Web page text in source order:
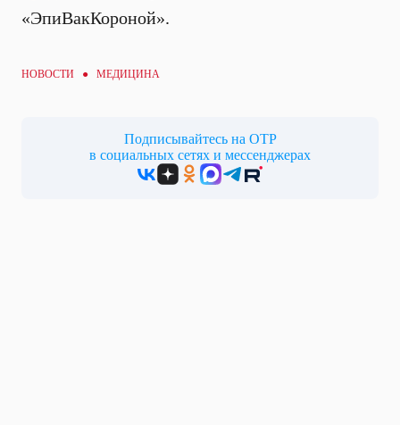
«ЭпиВакКороной».
НОВОСТИ ● МЕДИЦИНА
Подписывайтесь на ОТР
в социальных сетях и мессенджерах